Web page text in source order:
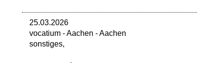
25.03.2026
vocatium - Aachen -Aachen
sonstiges,